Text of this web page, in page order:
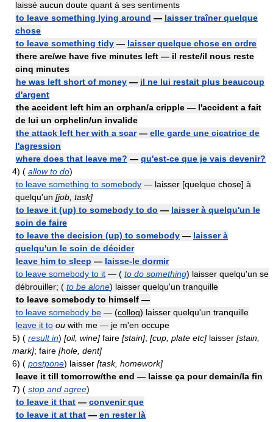
laissé aucun doute quant à ses sentiments
to leave something lying around — laisser traîner quelque
chose
to leave something tidy — laisser quelque chose en ordre
there are/we have five minutes left — il reste/il nous reste
cinq minutes
he was left short of money — il ne lui restait plus beaucoup
d'argent
the accident left him an orphan/a cripple — l'accident a fait
de lui un orphelin/un invalide
the attack left her with a scar— elle garde une cicatrice de
l'agression
where does that leave me? — qu'est-ce que je vais devenir?
4) ( allow to do)
to leave something to somebody — laisser [quelque chose] à
quelqu'un [job, task]
to leave it (up) to somebody to do — laisser à quelqu'un le
soin de faire
to leave the decision (up) to somebody — laisser à
quelqu'un le soin de décider
leave him to sleep — laisse-le dormir
to leave somebody to it — ( to do something) laisser quelqu'un se
débrouiller; ( to be alone) laisser quelqu'un tranquille
to leave somebody to himself —
to leave somebody be — (colloq) laisser quelqu'un tranquille
leave it to ou with me — je m'en occupe
5) ( result in) [oil, wine] faire [stain]; [cup, plate etc] laisser [stain,
mark]; faire [hole, dent]
6) ( postpone) laisser [task, homework]
leave it till tomorrow/the end — laisse ça pour demain/la fin
7) ( stop and agree)
to leave it that — convenir que
to leave it at that — en rester là